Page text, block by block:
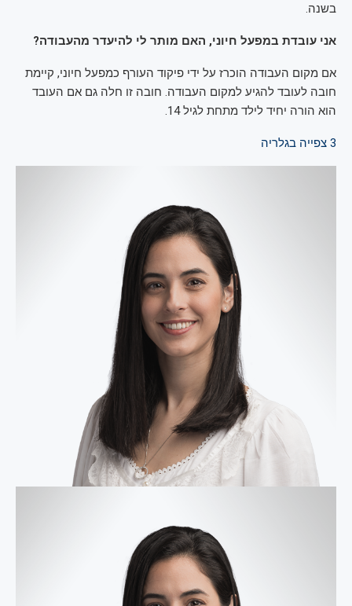
בשנה.
אני עובדת במפעל חיוני, האם מותר לי להיעדר מהעבודה?
אם מקום העבודה הוכרז על ידי פיקוד העורף כמפעל חיוני, קיימת
חובה לעובד להגיע למקום העבודה. חובה זו חלה גם אם העובד
הוא הורה יחיד לילד מתחת לגיל 14.
3 צפייה בגלריה